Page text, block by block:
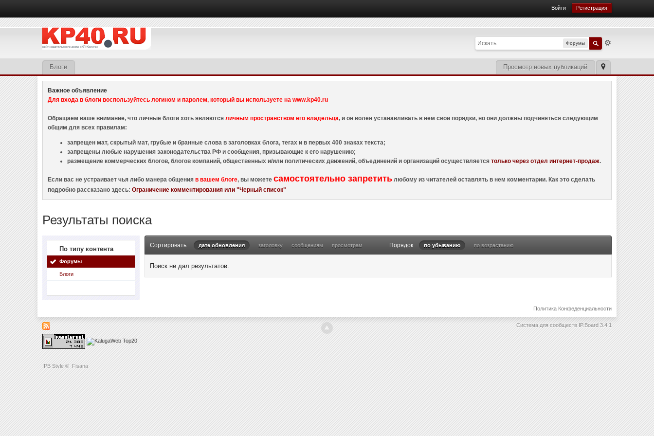
IPB Style © Fisana
Войти Регистрация
Форумы
Просмотр новых публикаций
Блоги
Важное объявление
Для входа в блоги воспользуйтесь логином и паролем, который вы используете на www.kp40.ru
Обращаем ваше внимание, что личные блоги хоть являютсяличным пространством его владельца, и он волен устанавливать в нем свои порядки, но они должны подчиняться следующим
общим для всех правилам:
запрещен мат, скрытый мат, грубые и бранные слова в заголовках блога, тегах и в первых 400 знаках текста;
запрещены любые нарушения законодательства РФ и сообщения, призывающие к его нарушению;
размещение коммерческих блогов, блогов компаний, общественных и/или политических движений, объединений и организаций осуществляетсятолько через отдел интернет-продаж.
Если вас не устраивает чья либо манера общенияв вашем блоге, вы можетесамостоятельно запретить любому из читателей оставлять в нем комментарии. Как это сделать
подробно рассказано здесь:Ограничение комментирования или "Черный список"
Результаты поиска
По типу контента
Форумы
Блоги
Сортировать дате обновления заголовку сообщениям просмотрам Порядок по убыванию по возрастанию
Поиск не дал результатов.
Политика Конфеденциальности
Система для сообществ IP.Board 3.4.1